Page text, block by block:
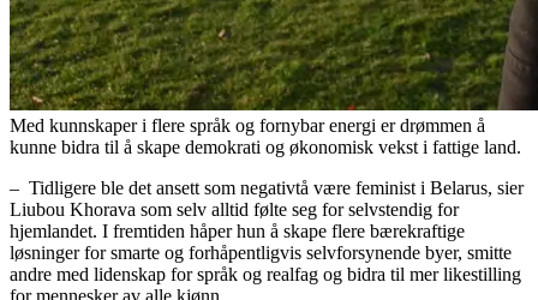
Med kunnskaper i flere språk og fornybar energi er drømmen å
kunne bidra til å skape demokrati og økonomisk vekst i fattige land.
– Tidligere ble det ansett som negativtå være feminist i Belarus, sier
Liubou Khorava som selv alltid følte seg for selvstendig for
hjemlandet. I fremtiden håper hun å skape flere bærekraftige
løsninger for smarte og forhåpentligvis selvforsynende byer, smitte
andre med lidenskap for språk og realfag og bidra til mer likestilling